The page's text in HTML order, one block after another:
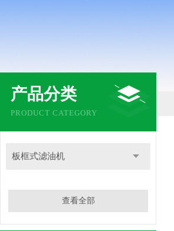
产品分类
PRODUCT CATEGORY
板框式滤油机
查看全部